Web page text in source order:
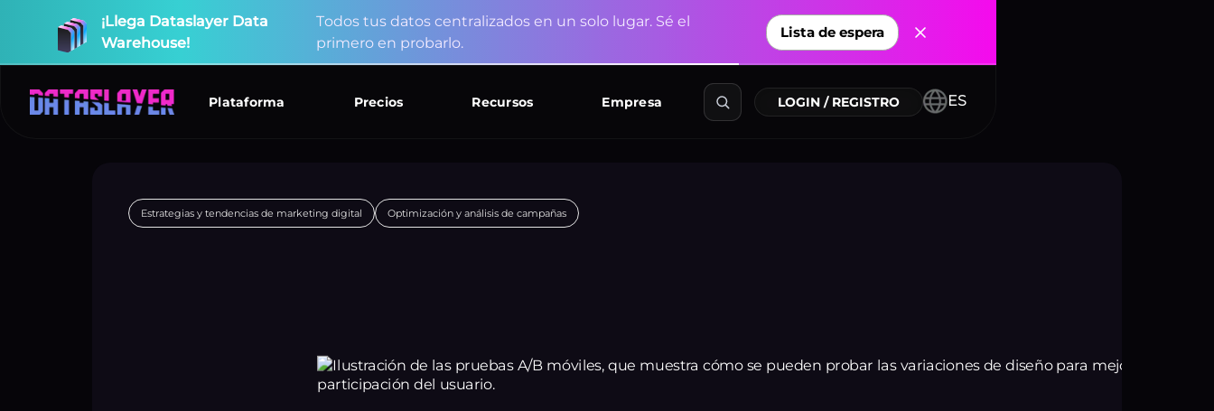
¡Llega Dataslayer Data
Warehouse!
Todos tus datos centralizados en un solo lugar. Sé el
primero en probarlo.
Lista de espera
Plataforma Precios Recursos Empresa LOGIN / REGISTRO ES
Estrategias y tendencias de marketing digital Optimización y análisis de campañas